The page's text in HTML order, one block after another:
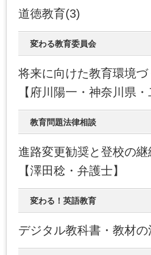
道徳教育(3)
変わる教育委員会
将来に向けた教育環境づ
【府川陽一・神奈川県
教育問題法律相談
進路変更勧奨と登校の継
【澤田稔・弁護士】
変わる！英語教育
デジタル教科書・教材